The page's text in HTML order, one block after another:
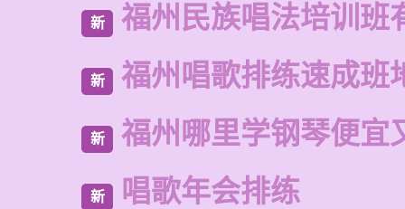
新 福州民族唱法培训班
新 福州唱歌排练速成班
新 福州哪里学钢琴便宜
新 唱歌年会排练